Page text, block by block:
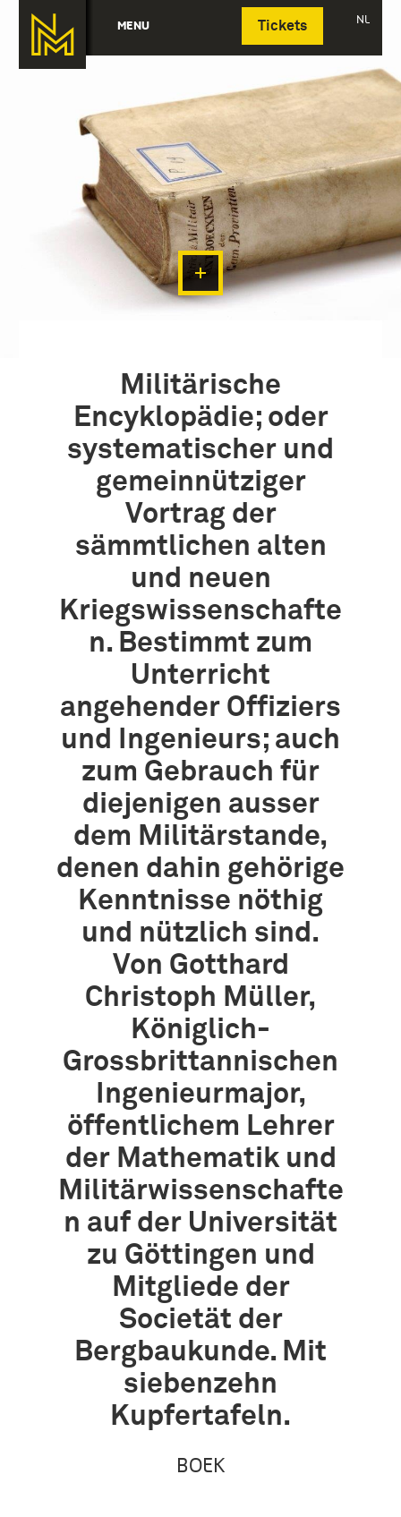
MENU Tickets NL
Deutsch
Militärische
Encyklopädie; oder
systematischer und
gemeinnütziger
Vortrag der
sämmtlichen alten
und neuen
Kriegswissenschafte
n. Bestimmt zum
Unterricht
angehender Offiziers
und Ingenieurs; auch
zum Gebrauch für
diejenigen ausser
dem Militärstande,
denen dahin gehörige
Kenntnisse nöthig
und nützlich sind.
Von Gotthard
Christoph Müller,
Königlich-
Grossbrittannischen
Ingenieurmajor,
öffentlichem Lehrer
der Mathematik und
Militärwissenschafte
n auf der Universität
zu Göttingen und
Mitgliede der
Societät der
Bergbaukunde. Mit
siebenzehn
Kupfertafeln.
BOEK